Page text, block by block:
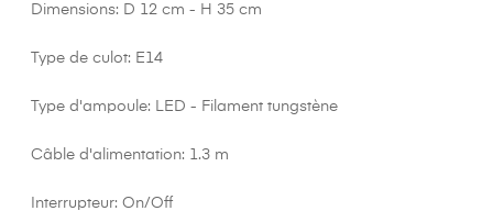
Dimensions: D 12 cm - H 35 cm
Type de culot: E14
Type d'ampoule: LED - Filament tungstène
Câble d'alimentation: 1.3 m
Interrupteur: On/Off